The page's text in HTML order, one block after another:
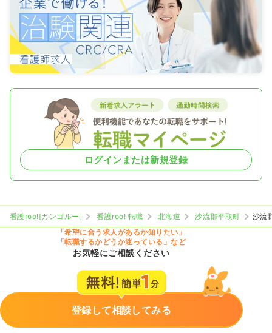
ログインまたは新規登録
看護roo![カンゴルー] 看護roo! 転職 北海道 沙流郡平取町
沙流
「希望に合う求人があるか知りたい」
「転職するかどうか迷っている」など
お気軽にご相談ください
登録して相談してみる